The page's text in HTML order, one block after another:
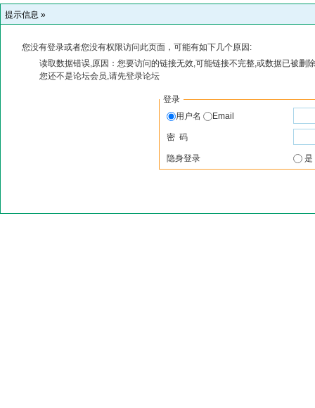
提示信息 »
您没有登录或者您没有权限访问此页面，可能有如下几个原因:
读取数据错误,原因：您要访问的链接无效,可能链接不完整,或数据已被删
您还不是论坛会员,请先登录论坛
登录
用户名
Email
密 码
隐身登录